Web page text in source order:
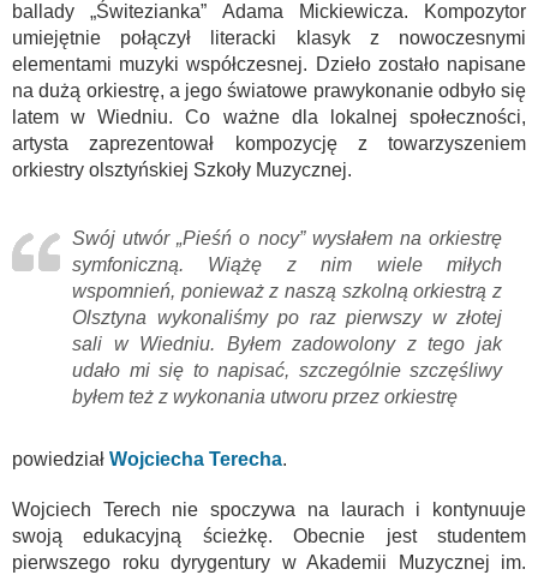
ballady „Świtezianka” Adama Mickiewicza. Kompozytor
umiejętnie połączył literacki klasyk z nowoczesnymi
elementami muzyki współczesnej. Dzieło zostało napisane
na dużą orkiestrę, a jego światowe prawykonanie odbyło się
latem w Wiedniu. Co ważne dla lokalnej społeczności,
artysta zaprezentował kompozycję z towarzyszeniem
orkiestry olsztyńskiej Szkoły Muzycznej.
Swój utwór „Pieśń o nocy” wysłałem na orkiestrę
symfoniczną. Wiążę z nim wiele miłych
wspomnień, ponieważ z naszą szkolną orkiestrą z
Olsztyna wykonaliśmy po raz pierwszy w złotej
sali w Wiedniu. Byłem zadowolony z tego jak
udało mi się to napisać, szczególnie szczęśliwy
byłem też z wykonania utworu przez orkiestrę
powiedział Wojciecha Terecha.
Wojciech Terech nie spoczywa na laurach i kontynuuje
swoją edukacyjną ścieżkę. Obecnie jest studentem
pierwszego roku dyrygentury w Akademii Muzycznej im.